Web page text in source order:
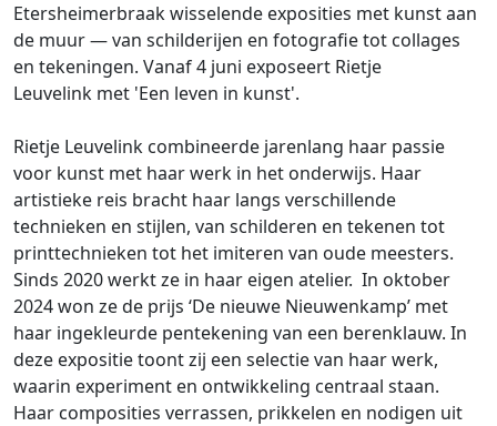
Etersheimerbraak wisselende exposities met kunst aan
de muur — van schilderijen en fotografie tot collages
en tekeningen. Vanaf 4 juni exposeert Rietje
Leuvelink met 'Een leven in kunst'.
Rietje Leuvelink combineerde jarenlang haar passie
voor kunst met haar werk in het onderwijs. Haar
artistieke reis bracht haar langs verschillende
technieken en stijlen, van schilderen en tekenen tot
printtechnieken tot het imiteren van oude meesters.
Sinds 2020 werkt ze in haar eigen atelier. In oktober
2024 won ze de prijs ‘De nieuwe Nieuwenkamp’ met
haar ingekleurde pentekening van een berenklauw. In
deze expositie toont zij een selectie van haar werk,
waarin experiment en ontwikkeling centraal staan.
Haar composities verrassen, prikkelen en nodigen uit